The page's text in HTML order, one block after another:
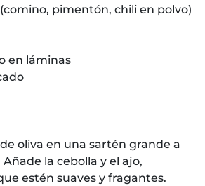
pimentón, chili en polvo)
en láminas
oliva en una sartén grande a
la cebolla y el ajo,
estén suaves y fragantes.